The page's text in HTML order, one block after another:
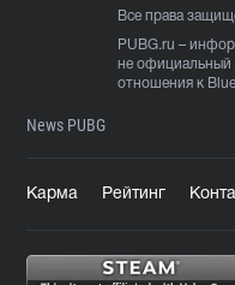
Все права
PUBG.ru –
не официальный
отношения к
News PUBG
Карма Рейтинг